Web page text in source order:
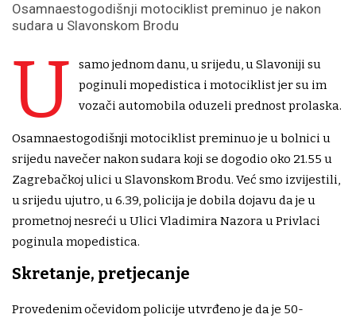
Osamnaestogodišnji motociklist preminuo je nakon
sudara u Slavonskom Brodu
U
samo jednom danu, u srijedu, u Slavoniji su
poginuli mopedistica i motociklist jer su im
vozači automobila oduzeli prednost prolaska.
Osamnaestogodišnji motociklist preminuo je u bolnici u
srijedu navečer nakon sudara koji se dogodio oko 21.55 u
Zagrebačkoj ulici u Slavonskom Brodu. Već smo izvijestili,
u srijedu ujutro, u 6.39, policija je dobila dojavu da je u
prometnoj nesreći u Ulici Vladimira Nazora u Privlaci
poginula mopedistica.
Skretanje, pretjecanje
Provedenim očevidom policije utvrđeno je da je 50-